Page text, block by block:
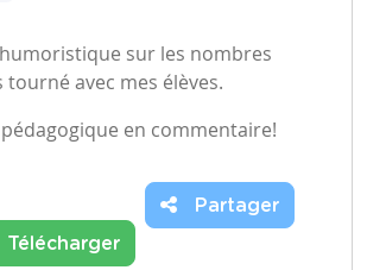
sur les nombres
tourné avec mes élèves.
en commentaire!
Télécharger
Partager